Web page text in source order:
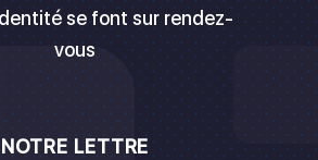
se font sur rendez-
vous
NOTRE LETTRE